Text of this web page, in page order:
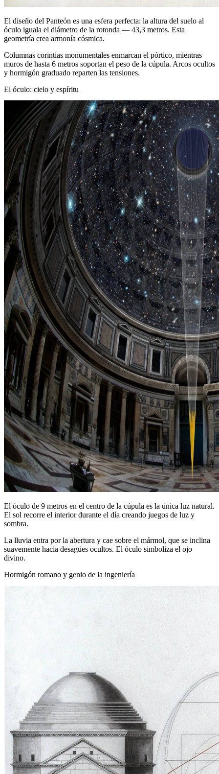
El diseño del Panteón es una esfera perfecta: la altura del suelo al
óculo iguala el diámetro de la rotonda — 43,3 metros. Esta
geometría crea armonía cósmica.
Columnas corintias monumentales enmarcan el pórtico, mientras
muros de hasta 6 metros soportan el peso de la cúpula. Arcos ocultos
y hormigón graduado reparten las tensiones.
El óculo: cielo y espíritu
El óculo de 9 metros en el centro de la cúpula es la única luz natural.
El sol recorre el interior durante el día creando juegos de luz y
sombra.
La lluvia entra por la abertura y cae sobre el mármol, que se inclina
suavemente hacia desagües ocultos. El óculo simboliza el ojo
divino.
Hormigón romano y genio de la ingeniería